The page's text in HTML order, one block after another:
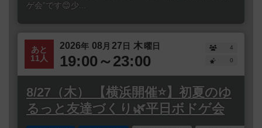
ゲ会”です😊少...
あと
11人
2026年 08 月 27日 木曜日
19:00～23:00
4
0
8/27（木） 【横浜開催⭐️】初夏のゆ
るっと友達づくり🌿平日ボドゲ会